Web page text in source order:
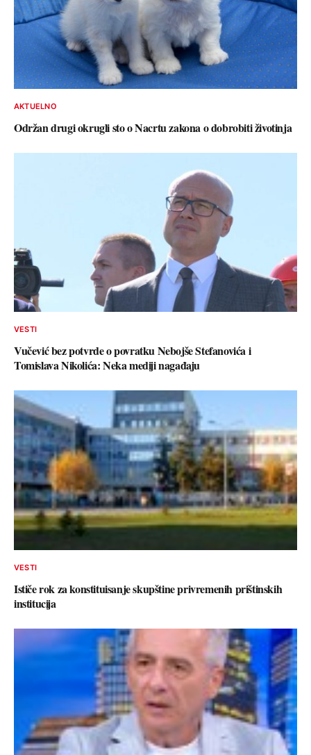
AKTUELNO
Održan drugi okrugli sto o Nacrtu zakona o dobrobiti životinja
VESTI
Vučević bez potvrde o povratku Nebojše Stefanovića i
Tomislava Nikolića: Neka mediji nagađaju
VESTI
Ističe rok za konstituisanje skupštine privremenih prištinskih
institucija